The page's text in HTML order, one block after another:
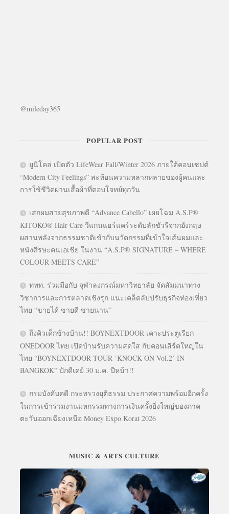
@mileday365
POPULAR POST
ยูนิโคล่ เปิดตัว LifeWear Fall/Winter 2026 ภายใต้คอนเซปต์
“Modern City Feelings” สะท้อนความหลากหลายของผู้คนและ
การใช้ชีวิตผ่านเสื้อผ้าที่ตอบโจทย์ทุกวัน
เสกผมสวยสุขภาพดี “Advance Cabello” เผยโฉม A.S.P®
KITOKO® Hair Care วีแกนแฮร์แคร์ระดับลักชัวรีจากอังกฤษ
ผสานพลังจากธรรมชาติเข้ากับนวัตกรรมที่เข้าใจเส้นผมและ
หนังศีรษะคนเอเชีย ในงาน “A.S.P® SIGNATURE – WHERE
COLOUR MEETS CARE”
ททท. ร่วมมือกับ จุฬาลงกรณ์มหาวิทยาลัย จัดสัมมนาทาง
วิชาการและการตลาดเชิงรุก แนะเคล็ดลับปรับธุรกิจท่องเที่ยว
ไทย “ขายได้ ขายดี ขายนาน”
ถึงคิวเด็กข้างบ้าน!! BOYNEXTDOOR เคาะประตูเรียก
ONEDOOR ไทย เปิดบ้านรับความสดใส กับคอนเสิร์ตใหญ่ใน
ไทย “BOYNEXTDOOR TOUR ‘KNOCK ON Vol.2’ IN
BANGKOK” ปักดีเดย์ 30 ม.ค. ปีหน้า!!
กรมบังคับคดี กระทรวงยุติธรรม ประกาศความพร้อมอีกครั้ง
ในการเข้าร่วมงานมหกรรมทางการเงินครั้งยิ่งใหญ่ของภาค
ตะวันออกเฉียงเหนือ Money Expo Korat 2026
MUSIC & ARTS CULTURE